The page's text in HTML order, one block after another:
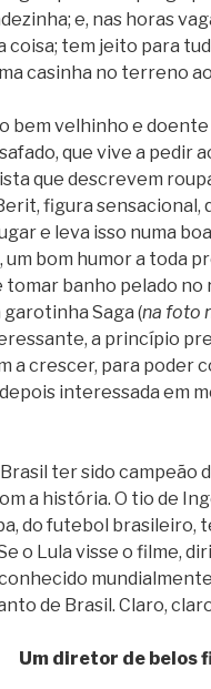
e, nas horas
coisa; tem jeito para
casinha no terreno
bem velhinho e
que vive a pedir
que descrevem
figura sensacional,
e leva isso numa
bom humor a toda
tomar banho pelado
Saga (na foto
a princípio
a crescer, para poder
interessada em
ter sido campeão
a história. O tio de
do futebol brasileiro,
o Lula visse o filme,
de Brasil. Claro,
Um diretor de belos